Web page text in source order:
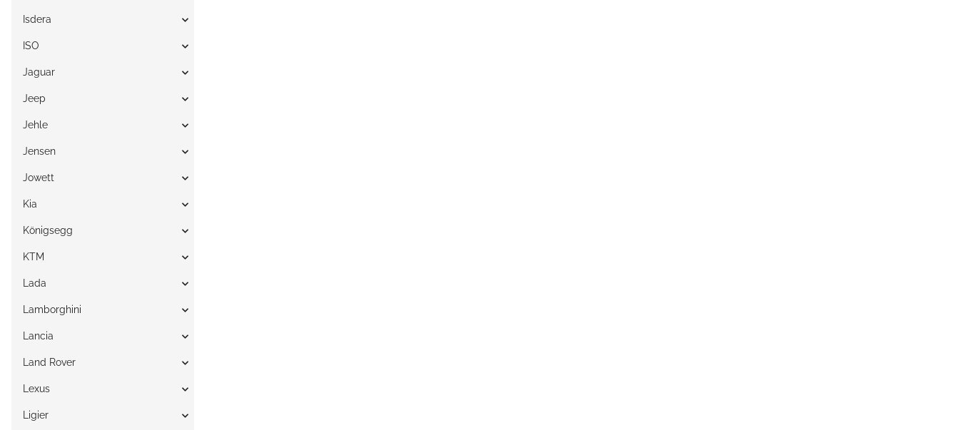
Isdera
ISO
Jaguar
Jeep
Jehle
Jensen
Jowett
Kia
Königsegg
KTM
Lada
Lamborghini
Lancia
Land Rover
Lexus
Ligier